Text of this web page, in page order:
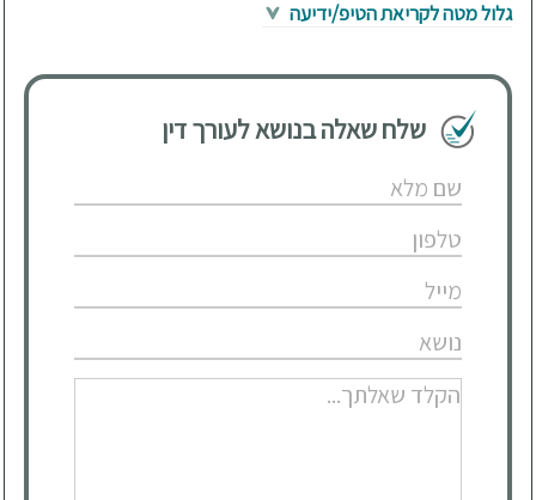
גלול מטה לקריאת הטיפ/ידיעה
שלח שאלה בנושא לעורך דין